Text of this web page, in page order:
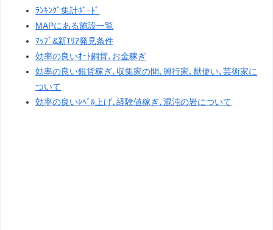
ﾗﾝｷﾝｸﾞ集計ﾎﾞｰﾄﾞ
MAPにある施設一覧
ﾏｯﾌﾟ&新ｴﾘｱ発見条件
効率の良いｵｰﾄ銅貨､お金稼ぎ
効率の良い銀貨稼ぎ､収集家の間､興行家､獣使い､芸術家に
ついて
効率の良いﾚﾍﾞﾙ上げ､経験値稼ぎ､混沌の岩について